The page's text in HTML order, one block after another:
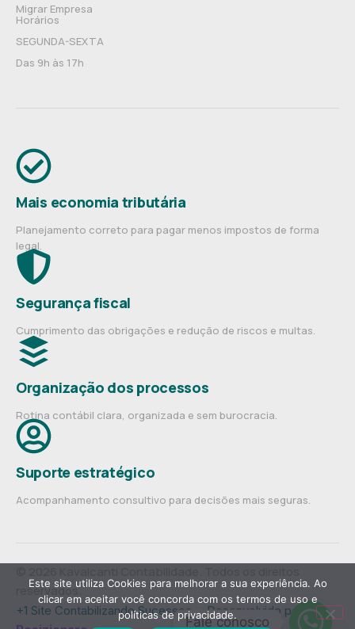
Migrar Empresa
Horários
SEGUNDA-SEXTA
Das 9h às 17h
Mais economia tributária
Planejamento correto para pagar menos impostos de forma
legal.
Segurança fiscal
Cumprimento das obrigações e redução de riscos e multas.
Organização dos processos
Rotina contábil clara, organizada e sem burocracia.
Suporte estratégico
Acompanhamento consultivo para decisões mais seguras.
reservados.
+1 Site Contabilizando Sucessos— Desenvolvido por
Este site utiliza Cookies para melhorar a sua experiência. Ao
clicar em aceitar você concorda com os termos de uso e
políticas de privacidade.
Fale conosco